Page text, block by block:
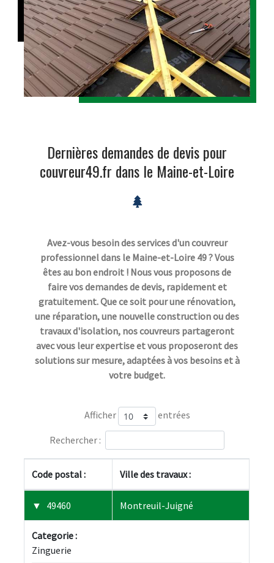
Dernières demandes de devis pour
couvreur49.fr dans le Maine-et-Loire
Avez-vous besoin des services d'un couvreur
professionnel dans le Maine-et-Loire 49 ? Vous
êtes au bon endroit ! Nous vous proposons de
faire vos demandes de devis, rapidement et
gratuitement. Que ce soit pour une rénovation,
une réparation, une nouvelle construction ou des
travaux d'isolation, nos couvreurs partageront
avec vous leur expertise et vous proposeront des
solutions sur mesure, adaptées à vos besoins et à
votre budget.
Afficher entrées
Rechercher :
Code postal : Ville des travaux :
49460 Montreuil-Juigné
Categorie :
Zinguerie